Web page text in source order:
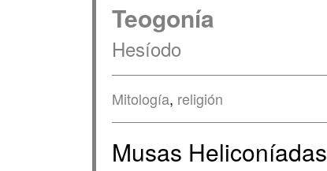
Teogonía
Hesíodo
Mitología, religión
Musas Heliconíadas